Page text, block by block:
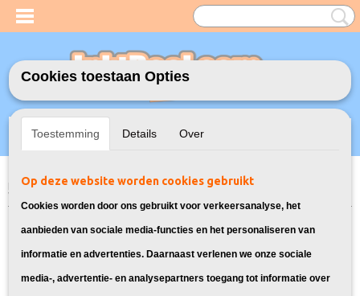
Inloggen Registreren
UW WINKELWAGEN
Home>Model Printer>305XL Inkt cartridges voor HP
voor HP DeskJet 4158e
Bekijk hier alle inktpatronen voor
HP DeskJet 4158e:
Cookies toestaan Opties
Toestemming Details Over
Op deze website worden cookies gebruikt
Cookies worden door ons gebruikt voor verkeersanalyse, het
aanbieden van sociale media-functies en het personaliseren van
informatie en advertenties. Daarnaast verlenen we onze sociale
media-, advertentie- en analysepartners toegang tot informatie over